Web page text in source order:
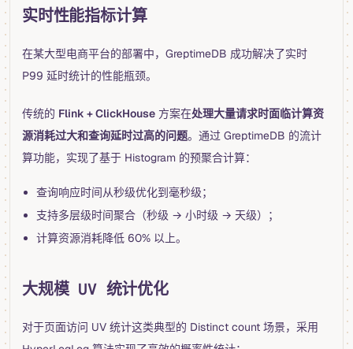
实时性能指标计算
在某大型电商平台的部署中，GreptimeDB 成功解决了实时
P99 延时统计的性能瓶颈。
传统的 Flink + ClickHouse 方案在处理大量请求时面临计算资
源消耗过大和查询延时过高的问题。通过 GreptimeDB 的流计
算功能，实现了基于 Histogram 的预聚合计算：
查询响应时间从秒级优化到毫秒级；
支持多层级时间聚合（秒级 → 小时级 → 天级）；
计算资源消耗降低 60% 以上。
大规模 UV 统计优化
对于页面访问 UV 统计这类典型的 Distinct count 场景，采用